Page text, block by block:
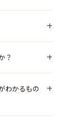
？
わかるもの